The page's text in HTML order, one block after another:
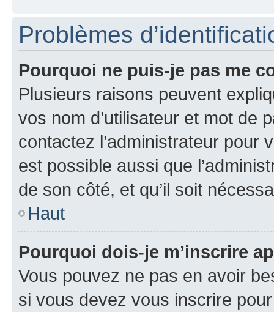
Problèmes
Pourquoi ne puis-je pas me
Plusieurs raisons peuvent
vos nom d’utilisateur et mot de
contactez l’administrateur pour
est possible aussi que
de son côté, et qu’il soit
Haut
Pourquoi dois-je m’inscrire
Vous pouvez ne pas en avoir
si vous devez vous inscrire